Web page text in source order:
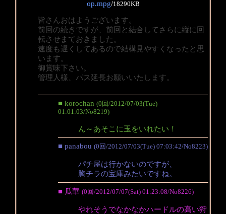
op.mpg/18290KB
皆さんおはようございます。
前回の続きですが、前回と結合してさらに縦に回
転させまておきました。
速度も遅くしてあるので結構見やすくなったと思
います。
御賞味下さい。
管理人様、パス延長お願いいたします。
■ korochan (0回/2012/07/03(Tue)
01:01:03/No8219)
ん～あそこに玉をいれたい！
■ panabou (0回/2012/07/03(Tue) 07:03:42/No8223)
パチ屋は行かないのですが、
胸チラの宝庫みたいですね。
■ 瓜華 (0回/2012/07/07(Sat) 01:23:08/No8226)
やれそうでなかなかハードルの高い狩